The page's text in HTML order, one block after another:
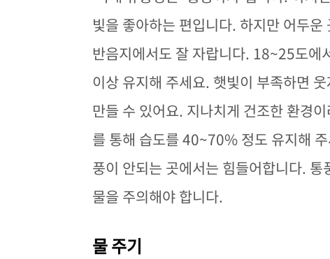
빛을 좋아하는 편입니다. 하지만 어두
반음지에서도 잘 자랍니다. 18~25도에
이상 유지해 주세요. 햇빛이 부족하면
만들 수 있어요. 지나치게 건조한 환경
를 통해 습도를 40~70% 정도 유지해
풍이 안되는 곳에서는 힘들어합니다.
물을 주의해야 합니다.
물 주기